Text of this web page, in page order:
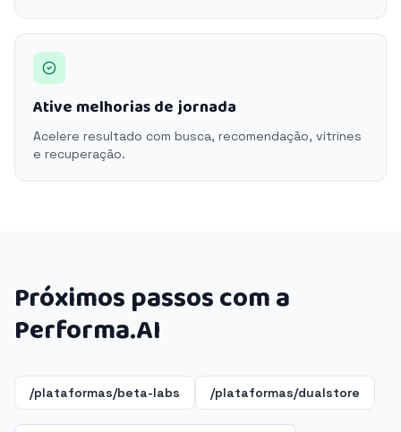
Ative melhorias de jornada
Acelere resultado com busca, recomendação, vitrines
e recuperação.
Próximos passos com a
Performa.AI
/plataformas/beta-labs /plataformas/dualstore